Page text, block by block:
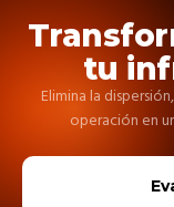
tu
Elimina la
operación en